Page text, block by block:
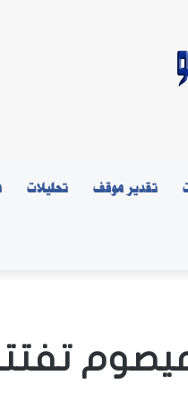
تقدير موقف تحليلات